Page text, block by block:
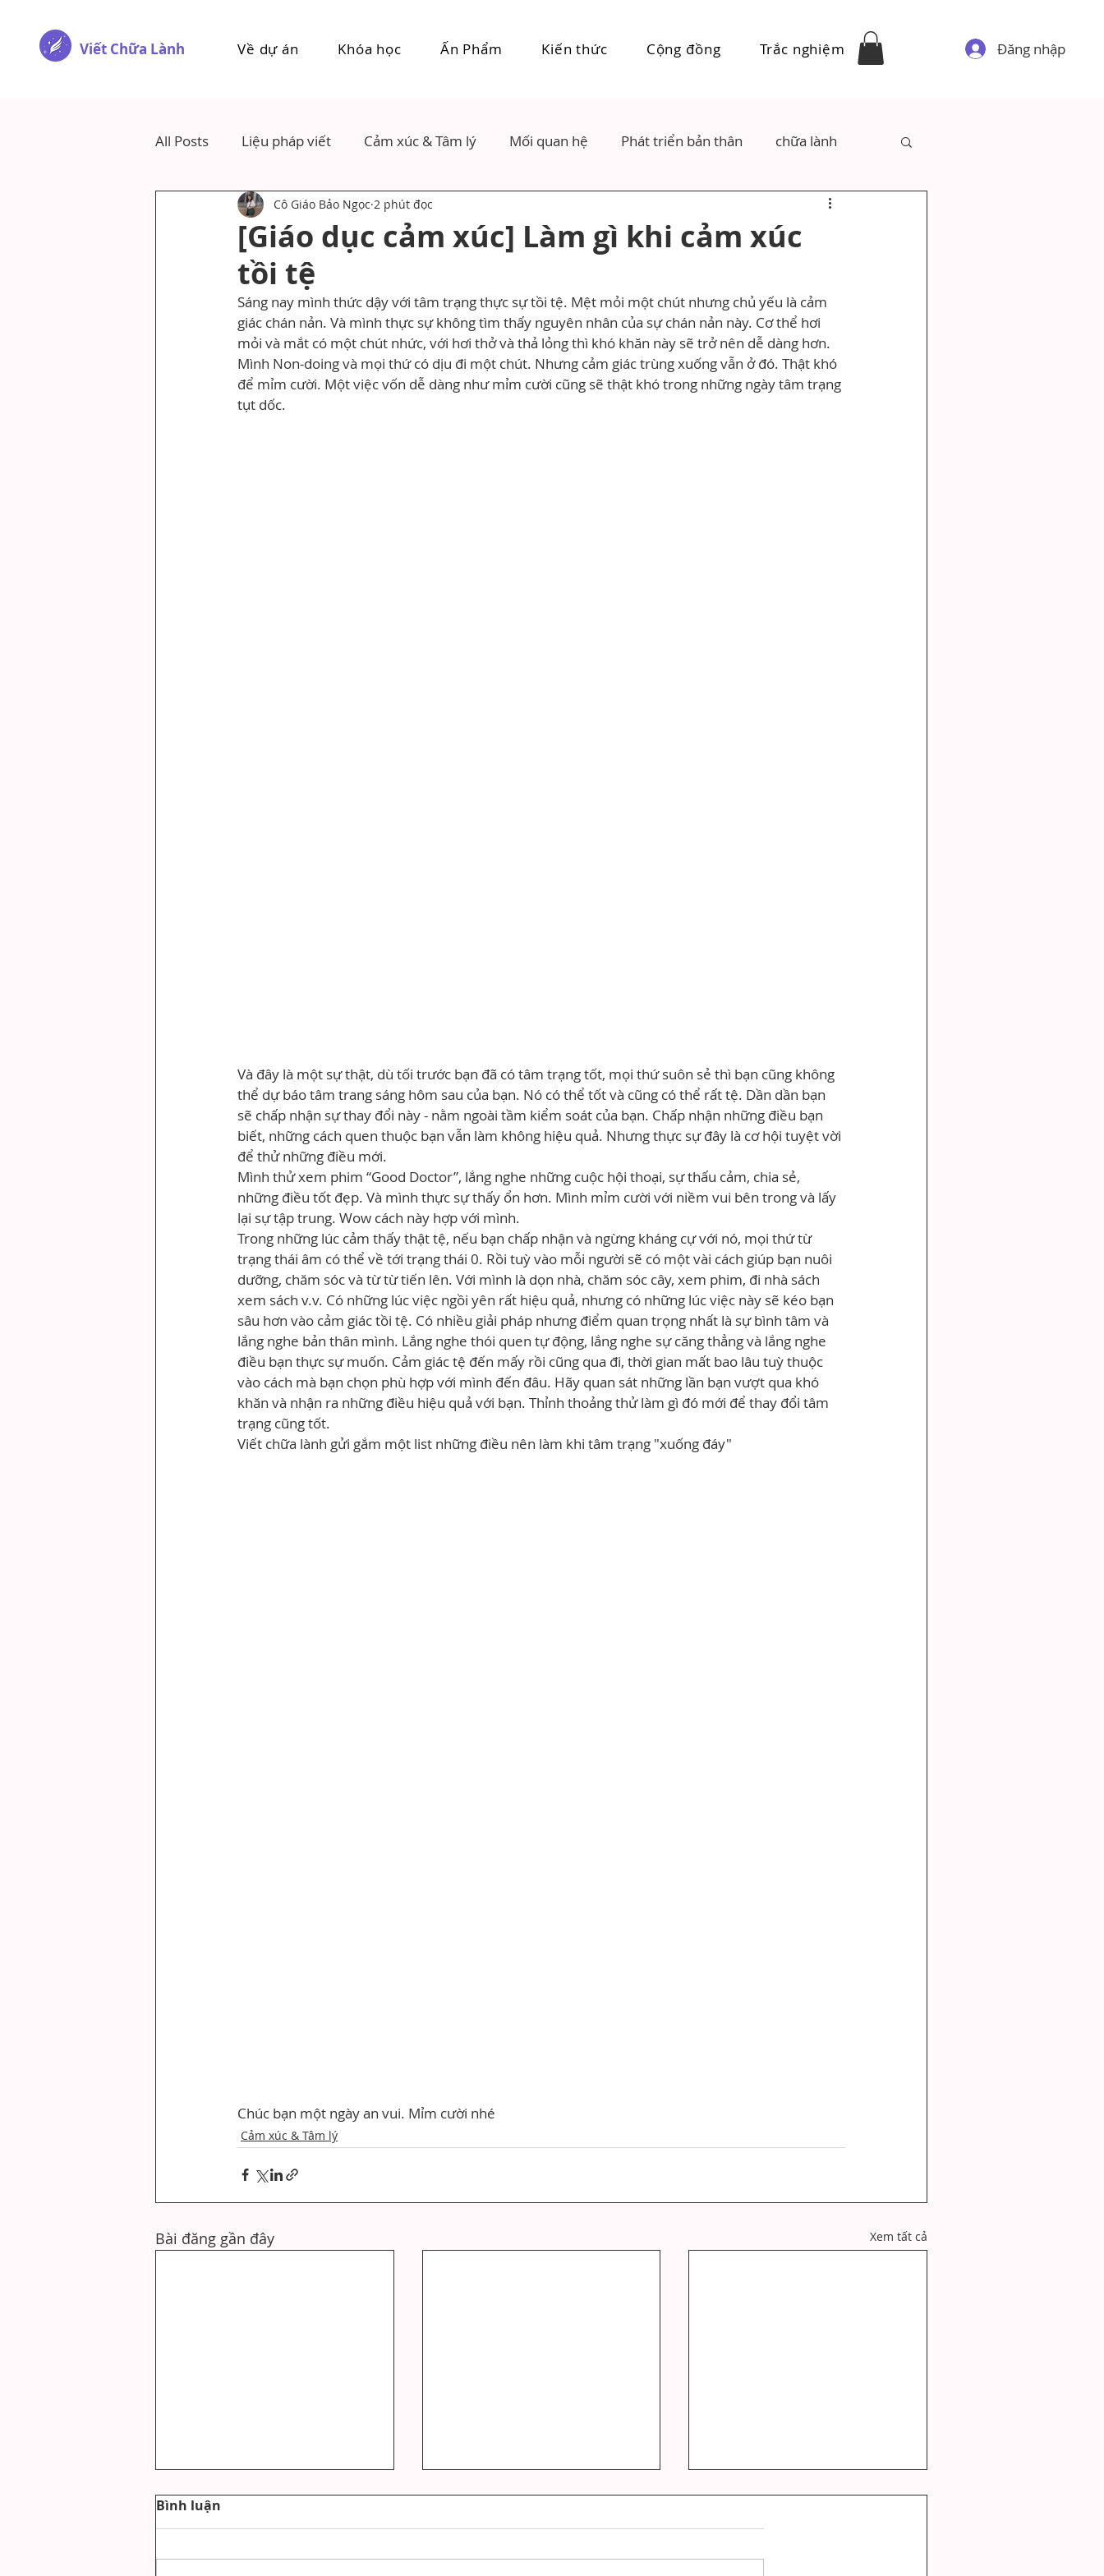
Viết Chữa Lành Về dự án Khóa học Ấn Phẩm Kiến thức Cộng đồng Trắc nghiệm Đăng nhập
All Posts Liệu pháp viết Cảm xúc & Tâm lý Mối quan hệ Phát triển bản thân chữa lành
[Giáo dục cảm xúc] Làm gì khi cảm xúc
tồi tệ
Cô Giáo Bảo Ngọc 2 phút đọc
Sáng nay mình thức dậy với tâm trạng thực sự tồi tệ. Mệt mỏi một chút nhưng chủ yếu là cảm
giác chán nản. Và mình thực sự không tìm thấy nguyên nhân của sự chán nản này. Cơ thể hơi
mỏi và mắt có một chút nhức, với hơi thở và thả lỏng thì khó khăn này sẽ trở nên dễ dàng hơn.
Mình Non-doing và mọi thứ có dịu đi một chút. Nhưng cảm giác trùng xuống vẫn ở đó. Thật khó
để mỉm cười. Một việc vốn dễ dàng như mỉm cười cũng sẽ thật khó trong những ngày tâm trạng
tụt dốc.
Và đây là một sự thật, dù tối trước bạn đã có tâm trạng tốt, mọi thứ suôn sẻ thì bạn cũng không
thể dự báo tâm trang sáng hôm sau của bạn. Nó có thể tốt và cũng có thể rất tệ. Dần dần bạn
sẽ chấp nhận sự thay đổi này - nằm ngoài tầm kiểm soát của bạn. Chấp nhận những điều bạn
biết, những cách quen thuộc bạn vẫn làm không hiệu quả. Nhưng thực sự đây là cơ hội tuyệt vời
để thử những điều mới.
Mình thử xem phim “Good Doctor”, lắng nghe những cuộc hội thoại, sự thấu cảm, chia sẻ,
những điều tốt đẹp. Và mình thực sự thấy ổn hơn. Mình mỉm cười với niềm vui bên trong và lấy
lại sự tập trung. Wow cách này hợp với mình.
Trong những lúc cảm thấy thật tệ, nếu bạn chấp nhận và ngừng kháng cự với nó, mọi thứ từ
trạng thái âm có thể về tới trạng thái 0. Rồi tuỳ vào mỗi người sẽ có một vài cách giúp bạn nuôi
dưỡng, chăm sóc và từ từ tiến lên. Với mình là dọn nhà, chăm sóc cây, xem phim, đi nhà sách
xem sách v.v. Có những lúc việc ngồi yên rất hiệu quả, nhưng có những lúc việc này sẽ kéo bạn
sâu hơn vào cảm giác tồi tệ. Có nhiều giải pháp nhưng điểm quan trọng nhất là sự bình tâm và
lắng nghe bản thân mình. Lắng nghe thói quen tự động, lắng nghe sự căng thẳng và lắng nghe
điều bạn thực sự muốn. Cảm giác tệ đến mấy rồi cũng qua đi, thời gian mất bao lâu tuỳ thuộc
vào cách mà bạn chọn phù hợp với mình đến đâu. Hãy quan sát những lần bạn vượt qua khó
khăn và nhận ra những điều hiệu quả với bạn. Thỉnh thoảng thử làm gì đó mới để thay đổi tâm
trạng cũng tốt.
Viết chữa lành gửi gắm một list những điều nên làm khi tâm trạng "xuống đáy"
Chúc bạn một ngày an vui. Mỉm cười nhé
Cảm xúc & Tâm lý
Bài đăng gần đây Xem tất cả
Bình luận